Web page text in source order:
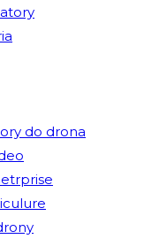
do drona